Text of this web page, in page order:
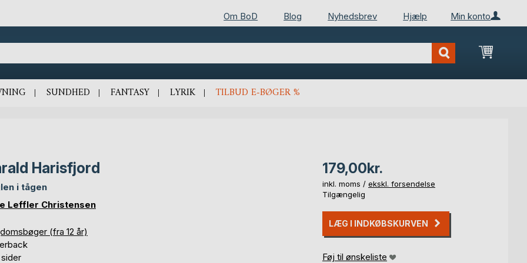
Min konto
Om BoD Blog Nyhedsbrev Hjælp
Min
SUNDHED FANTASY LYRIK TILBUD E-BØGER %
Harisfjord
i tågen
Leffler Christensen
(fra 12 år)
179,00kr.
inkl. moms / ekskl. forsendelse
Tilgængelig
LÆG I INDKØBSKURVEN
Føj til ønskeliste